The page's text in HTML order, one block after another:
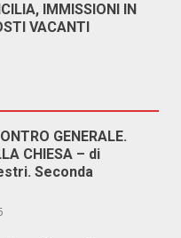
IMMISSIONI IN
VACANTI
GENERALE.
CHIESA – di
Seconda